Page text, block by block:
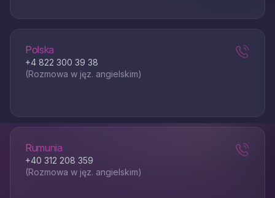
Polska
+4 822 300 39 38
(Rozmowa w jęz. angielskim)
Rumunia
+40 312 208 359
(Rozmowa w jęz. angielskim)